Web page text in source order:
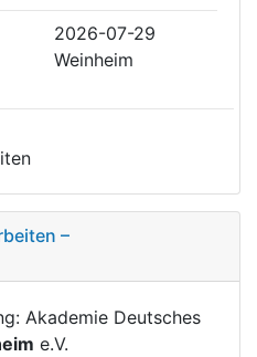
2026-07-29
Weinheim
–
Akademie Deutsches
e.V.